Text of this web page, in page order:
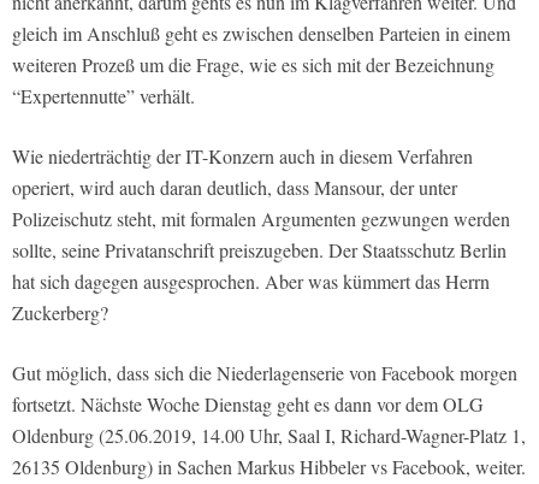
gleich im Anschluß geht es zwischen denselben Parteien in einem
weiteren Prozeß um die Frage, wie es sich mit der Bezeichnung
“Expertennutte” verhält.
Wie niederträchtig der IT-Konzern auch in diesem Verfahren
operiert, wird auch daran deutlich, dass Mansour, der unter
Polizeischutz steht, mit formalen Argumenten gezwungen werden
sollte, seine Privatanschrift preiszugeben. Der Staatsschutz Berlin
hat sich dagegen ausgesprochen. Aber was kümmert das Herrn
Zuckerberg?
Gut möglich, dass sich die Niederlagenserie von Facebook morgen
fortsetzt. Nächste Woche Dienstag geht es dann vor dem OLG
Oldenburg (25.06.2019, 14.00 Uhr, Saal I, Richard-Wagner-Platz 1,
26135 Oldenburg) in Sachen Markus Hibbeler vs Facebook, weiter.